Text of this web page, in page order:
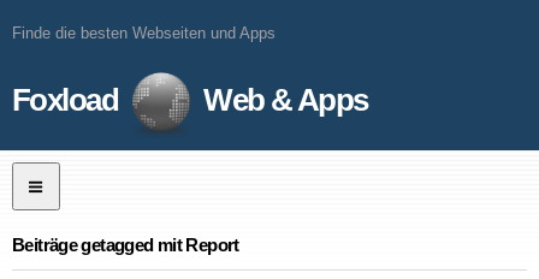
Finde die besten Webseiten und Apps
Foxload Web & Apps
Beiträge getagged mit Report